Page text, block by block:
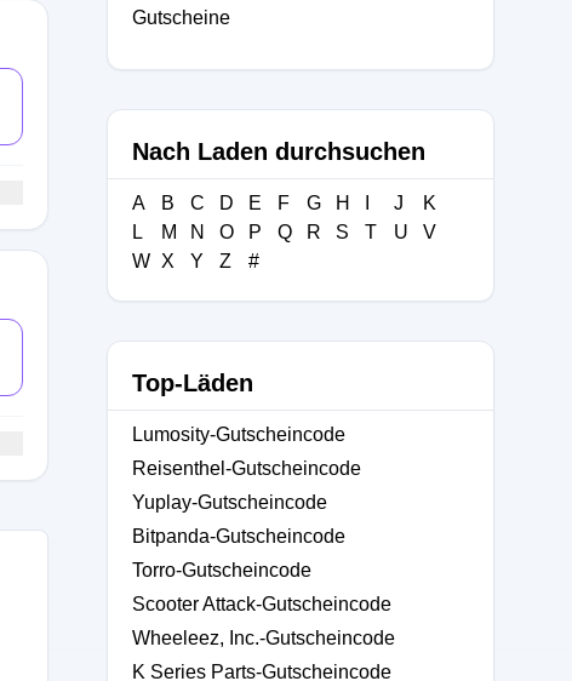
Gutscheine
Nach Laden durchsuchen
A B C D E F G H J
K
L
M N O P Q R S T U
V
W X Y Z #
Top-Läden
Lumosity-Gutscheincode
Reisenthel-Gutscheincode
Yuplay-Gutscheincode
Bitpanda-Gutscheincode
Torro-Gutscheincode
Scooter Attack-Gutscheincode
Wheeleez, Inc.-Gutscheincode
K Series Parts-Gutscheincode